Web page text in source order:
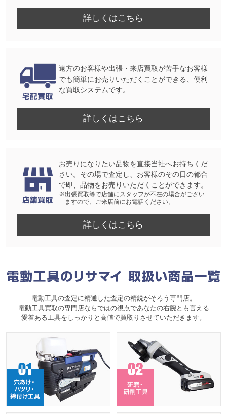
詳しくはこちら
遠方のお客様や出張・来店買取が苦手なお客様
でも簡単にお売りいただくことができる、便利
な買取システムです。
詳しくはこちら
お売りになりたい品物を直接当社へお持ちくだ
さい。その場で査定し、お客様のその日の都合
で即、品物をお売りいただくことができます。
※出張買取等で店舗にスタッフが不在の場合がござい
ますので、ご来店前にお電話ください。
詳しくはこちら
電動工具の査定に精通した査定の精鋭がそろう専門店。
電動工具買取の専門店ならではの視点であなたの右腕とも言える
愛着ある工具をしっかりと高値で買取りさせていただきます。